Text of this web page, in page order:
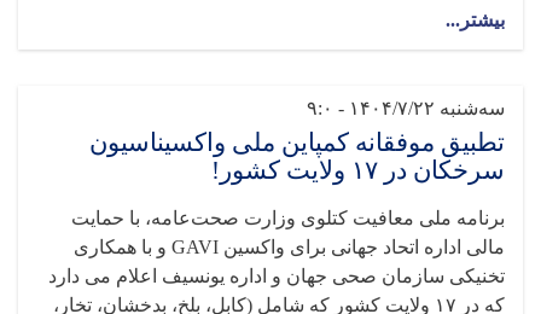
بیشتر...
سه‌شنبه ۱۴۰۴/۷/۲۲ - ۹:۰
تطبیق موفقانه کمپاین ملی واکسیناسیون
سرخکان در ۱۷ ولایت کشور!
برنامه ملی معافیت کتلوی وزارت صحت‌عامه، با حمایت
مالی اداره اتحاد جهانی برای واکسین GAVI و با همکاری
تخنیکی سازمان صحی جهان و اداره یونسیف اعلام می دارد
که در ۱۷ ولایت کشور که شامل (کابل، بلخ، بدخشان، تخار،